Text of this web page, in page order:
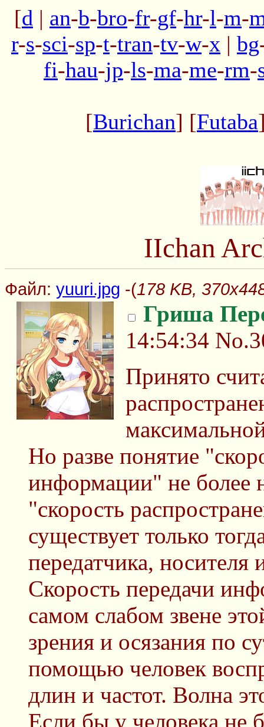
[d | an-b-bro-fr-gf-hr-l-m-
r-s-sci-sp-t-tran-tv-w-x | bg
fi-hau-jp-ls-ma-me-rm-
[Burichan] [Futaba
IIchan
Файл: yuuri.jpg -(178 KB,
Гриша
14:54:34
Принято
Но разве понятие
информации" не более
"скорость
существует только
передатчика,
Скорость передачи
самом слабом звене
зрения и осязания по
помощью человек
длин и частот. Волна
Если бы у человека не